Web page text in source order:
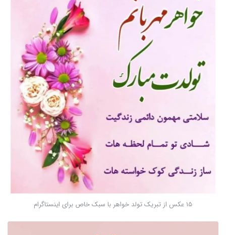
15 عکس از تبریک تولد خواهر با سبک خاص برای اینستاگرام